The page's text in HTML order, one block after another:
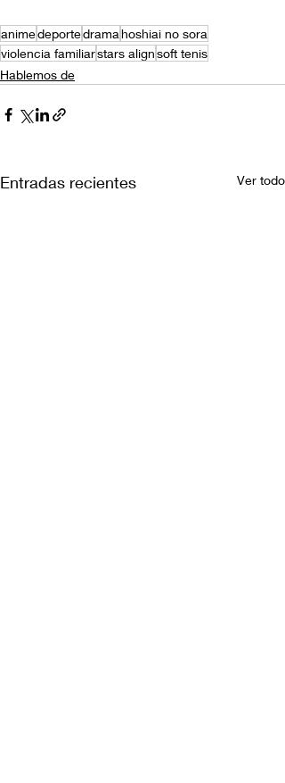
animedeportedramahoshiai no sora
violencia familiarstars alignsoft tenis
Hablemos de
Entradas recientes Ver todo